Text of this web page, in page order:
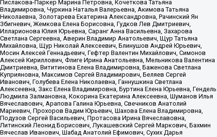
Пислакова-Паркер Марина Петровна, Кочеткова Татьяна
Владимировна, Чуркина Наталья Валерьевна, Акимова Татьяна
Николаевна, Золотарева Екатерина Александровна, Рачинский Ян
Збигневич, Жемкова Елена Борисовна, Гудков Лев Дмитриевич,
Илларионова Юлия Юрьевна, Саранг Анна Васильевна, Захарова
Светлана Сергеевна, Аверин Владимир Анатольевич, Щур Татьяна
Михайловна, Щур Николай Алексеевич, Блинушов Андрей Юрьевич,
Мосин Алексей Геннадьевич, Гефтер Валентин Михайлович, Симонов
Алексей Кириллович, Флиге Ирина Анатольевна, Мельникова Валентина
Дмитриевна, Вититинова Елена Владимировна, Баженова Светлана
Куприяновна, Максимов Сергей Владимирович, Беляев Сергей
Иванович, Голубева Елена Николаевна, Ганнушкина Светлана
Алексеевна, Закс Елена Владимировна, Буртина Елена Юрьевна, Гендель
Людмила Залмановна, Кокорина Екатерина Алексеевна, Шуманов Илья
Вячеславович, Арапова Галина Юрьевна, Свечников Анатолий
Мариевич, Прохоров Вадим Юрьевич, Шахова Елена Владимировна,
Подузов Сергей Васильевич, Протасова Ирина Вячеславовна,
Литинский Леонид Борисович, Лукашевский Сергей Маркович, Бахмин
Вячеслав Иванович, Шабад Анатолий Ефимович, Сухих Дарья